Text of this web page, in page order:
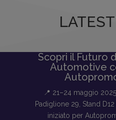
LATEST
Scopri il Futuro
Automotive
📍 21–24 maggio
Padiglione 29, Stand
iniziato per